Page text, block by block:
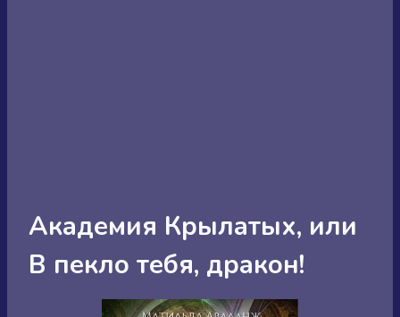
Академия Крылатых, или
В пекло тебя, дракон!